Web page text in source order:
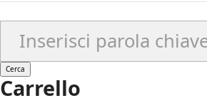
Cerca
Carrello